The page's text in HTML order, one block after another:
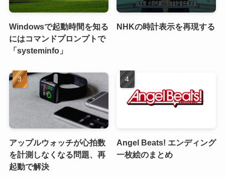
Windowsで起動時間を知る
にはコマンドプロンプトで
「systeminfo」
NHKの時計表示を再現する
アップルウォッチが心拍数
を計測しなくなる問題、再
起動で解決
Angel Beats! エンディング
一枚絵のまとめ